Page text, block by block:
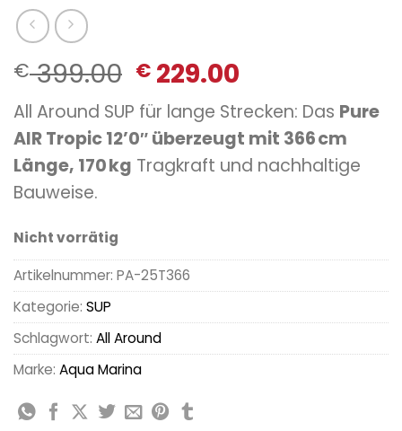
€399.00 Ursprünglicher
Preis
war:
€ 399.00
€229.00Aktueller
Preis
ist:
€ 229.00.
All Around SUP für lange Strecken: Das Pure
AIR Tropic 12’0″ überzeugt mit 366 cm
Länge, 170 kg Tragkraft und nachhaltige
Bauweise.
Nicht vorrätig
Artikelnummer: PA-25T366
Kategorie: SUP
Schlagwort: All Around
Marke: Aqua Marina